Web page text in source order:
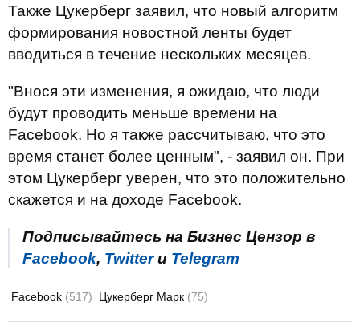
Также Цукерберг заявил, что новый алгоритм
формирования новостной ленты будет
вводиться в течение нескольких месяцев.
"Внося эти изменения, я ожидаю, что люди
будут проводить меньше времени на
Facebook. Но я также рассчитываю, что это
время станет более ценным", - заявил он. При
этом Цукерберг уверен, что это положительно
скажется и на доходе Facebook.
Подписывайтесь на Бизнес Цензор в
Facebook, Twitterи Telegram
Facebook (517) Цукерберг Марк (75)